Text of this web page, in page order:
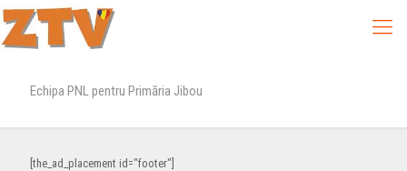
Echipa PNL pentru Primăria Jibou
[the_ad_placement id="footer"]